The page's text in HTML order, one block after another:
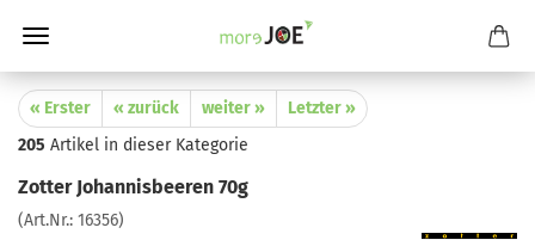
« Erster « zurück weiter »
Letzter »
205 Artikel in dieser Kategorie
Zotter Johannisbeeren 70g
(Art.Nr.: 16356)